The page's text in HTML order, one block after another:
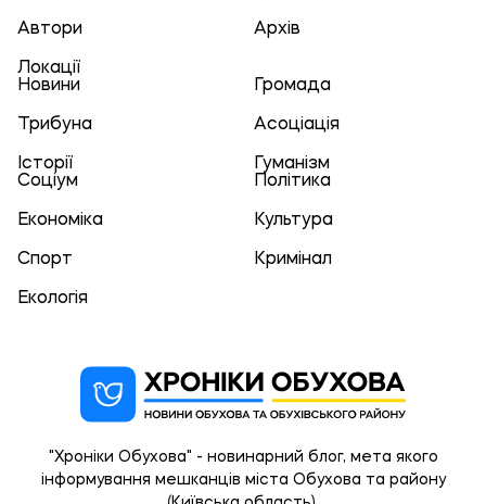
Автори Архів
Локації
Новини
Громада
Трибуна Асоціація
Історії
Гуманізм
Соціум
Політика
Економіка Культура
Спорт Кримінал
Екологія
"Хроніки Обухова" - новинарний блог, мета якого
інформування мешканців міста Обухова та району